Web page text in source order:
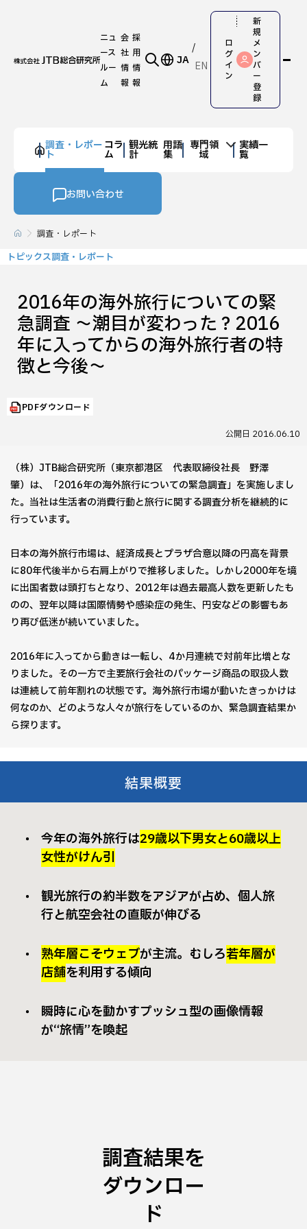
ニュ
ース
ルー
ム
会
社
情
報
採
用
情
報
JA EN
ロ
グ
イ
ン
新
規
メ
ン
バ
ー
登
録
調査・レポー
ト
コラ
ム
観光統
計
用語
集
専門領
域
実績一
覧
お問い合わせ
調査・レポート
トピックス調査・レポート
2016年の海外旅行についての緊
急調査 ～潮目が変わった？2016
年に入ってからの海外旅行者の特
徴と今後～
PDFダウンロード
公開日 2016.06.10
（株）JTB総合研究所（東京都港区 代表取締役社長 野澤
肇）は、「2016年の海外旅行についての緊急調査」を実施しまし
た。当社は生活者の消費行動と旅行に関する調査分析を継続的に
行っています。
日本の海外旅行市場は、経済成長とプラザ合意以降の円高を背景
に80年代後半から右肩上がりで推移しました。しかし2000年を境
に出国者数は頭打ちとなり、2012年は過去最高人数を更新したも
のの、翌年以降は国際情勢や感染症の発生、円安などの影響もあ
り再び低迷が続いていました。
2016年に入ってから動きは一転し、4か月連続で対前年比増とな
りました。その一方で主要旅行会社のパッケージ商品の取扱人数
は連続して前年割れの状態です。海外旅行市場が動いたきっかけは
何なのか、どのような人々が旅行をしているのか、緊急調査結果か
ら探ります。
結果概要
今年の海外旅行は29歳以下男女と60歳以上
女性がけん引
観光旅行の約半数をアジアが占め、個人旅
行と航空会社の直販が伸びる
熟年層こそウェブが主流。むしろ若年層が
店舗を利用する傾向
瞬時に心を動かすプッシュ型の画像情報
が“旅情”を喚起
調査結果を
ダウンロー
ド